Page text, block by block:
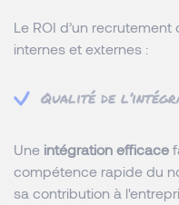
Le ROI d’un
internes et externes :
Qualité de
Une intégration efficace
compétence rapide du
sa contribution à